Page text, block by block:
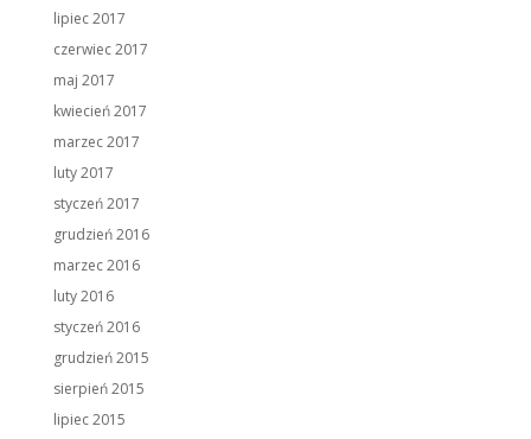
lipiec 2017
czerwiec 2017
maj 2017
kwiecień 2017
marzec 2017
luty 2017
styczeń 2017
grudzień 2016
marzec 2016
luty 2016
styczeń 2016
grudzień 2015
sierpień 2015
lipiec 2015